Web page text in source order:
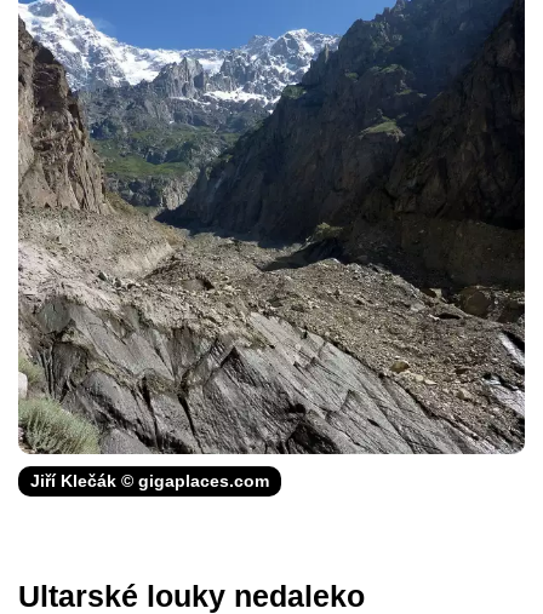
Jiří Klečák © gigaplaces.com
Ultarské louky nedaleko